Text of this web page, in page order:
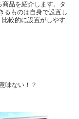
品を紹介します。タ
るものは自身で設置し
較的に設置がしやす
味ない！？